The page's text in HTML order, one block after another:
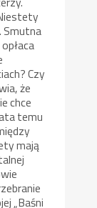
Smutna
Czy
że
chce
temu
mają
„Baśni